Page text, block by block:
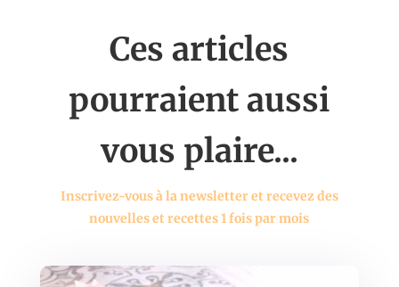
Ces articles
pourraient aussi
vous plaire...
Inscrivez-vous à la newsletter et recevez des
nouvelles et recettes 1 fois par mois